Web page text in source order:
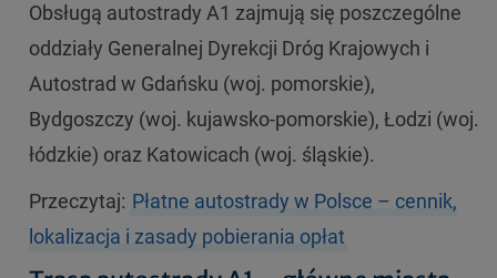
Obsługą autostrady A1 zajmują się poszczególne
oddziały Generalnej Dyrekcji Dróg Krajowych i
Autostrad w Gdańsku (woj. pomorskie),
Bydgoszczy (woj. kujawsko-pomorskie), Łodzi (woj.
łódzkie) oraz Katowicach (woj. śląskie).
Przeczytaj: Płatne autostrady w Polsce – cennik,
lokalizacja i zasady pobierania opłat